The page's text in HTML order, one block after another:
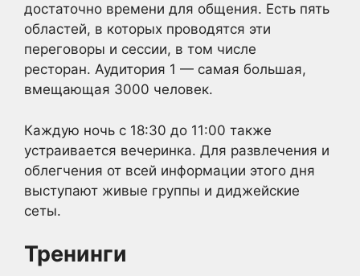
достаточно времени для общения. Есть пять
областей, в которых проводятся эти
переговоры и сессии, в том числе
ресторан. Аудитория 1 — самая большая,
вмещающая 3000 человек.
Каждую ночь с 18:30 до 11:00 также
устраивается вечеринка. Для развлечения и
облегчения от всей информации этого дня
выступают живые группы и диджейские
сеты.
Тренинги